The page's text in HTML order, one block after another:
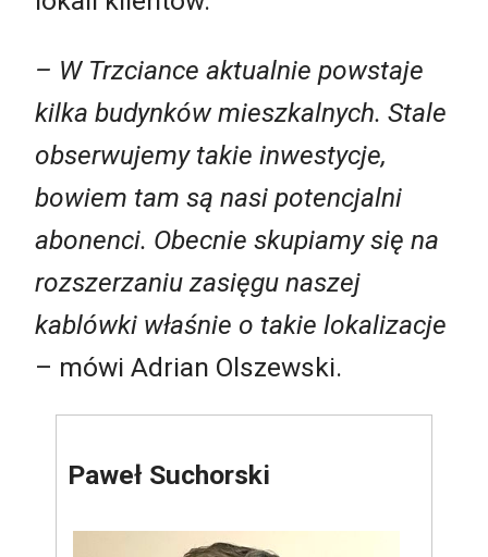
– W Trzciance aktualnie powstaje
kilka budynków mieszkalnych. Stale
obserwujemy takie inwestycje,
bowiem tam są nasi potencjalni
abonenci. Obecnie skupiamy się na
rozszerzaniu zasięgu naszej
kablówki właśnie o takie lokalizacje
– mówi Adrian Olszewski.
Paweł Suchorski